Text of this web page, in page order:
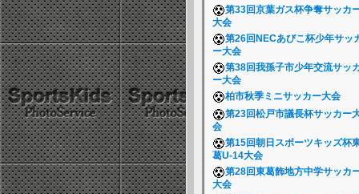
第33回京葉ガス杯争奪サッカ
大会
第26回NECあびこ杯少年サッ
ー大会
第38回我孫子市少年交流サッ
ー大会
柏市秋季ミニサッカー大会
第23回松戸市議長杯サッカー
会
第15回朝日スポーツキッズ杯
葛U-14大会
第28回東葛飾地方中学サッカ
大会